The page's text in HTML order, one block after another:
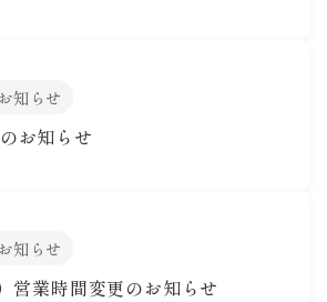
知らせ
お知らせ
知らせ
営業時間変更のお知らせ